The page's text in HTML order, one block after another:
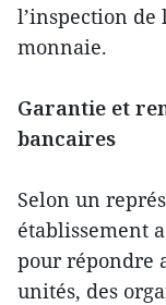
l’inspection de
monnaie.
Garantie et
bancaires
Selon un
établissement
pour répondre
unités, des